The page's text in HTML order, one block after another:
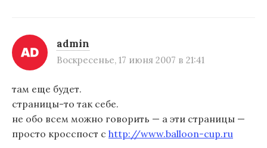
admin
Воскресенье, 17 июня 2007 в 21:41
там еще будет.
страницы-то так себе.
не обо всем можно говорить — а эти страницы —
просто кросспост с http://www.balloon-cup.ru